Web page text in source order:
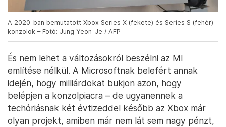
A 2020-ban bemutatott Xbox Series X (fekete) és Series S (fehér)
konzolok – Fotó: Jung Yeon-Je / AFP
És nem lehet a változásokról beszélni az MI
említése nélkül. A Microsoftnak belefért annak
idején, hogy milliárdokat bukjon azon, hogy
belépjen a konzolpiacra – de ugyanennek a
techóriásnak két évtizeddel később az Xbox már
olyan projekt, amiben már nem lát sem nagy pénzt,